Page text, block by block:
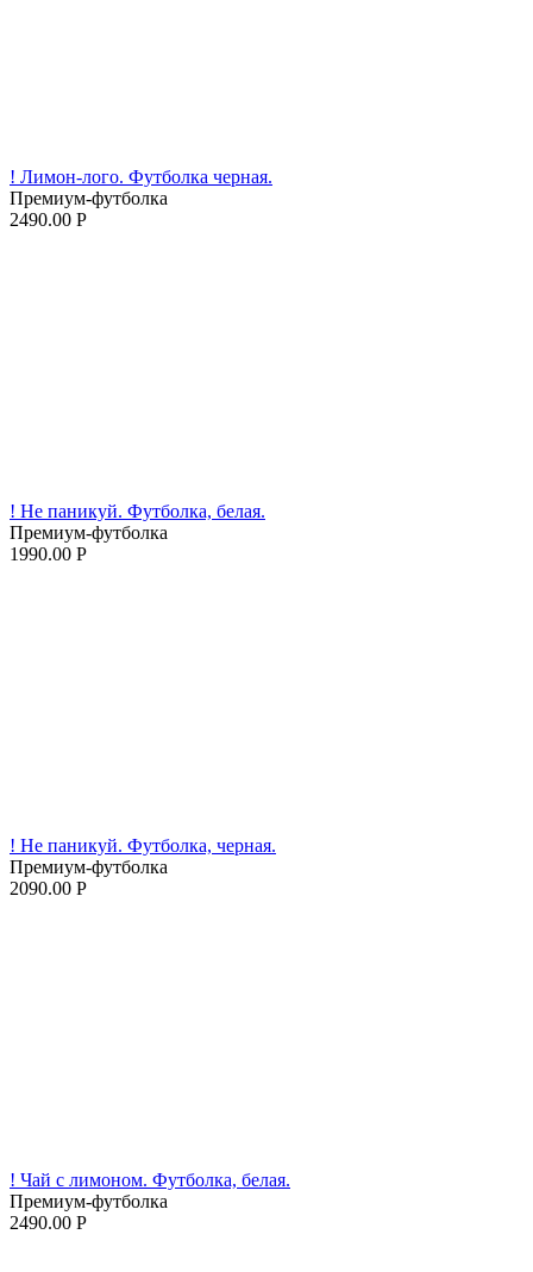
! Лимон-лого. Футболка черная.
Премиум-футболка
2490.00 Р
! Не паникуй. Футболка, белая.
Премиум-футболка
1990.00 Р
! Не паникуй. Футболка, черная.
Премиум-футболка
2090.00 Р
! Чай с лимоном. Футболка, белая.
Премиум-футболка
2490.00 Р